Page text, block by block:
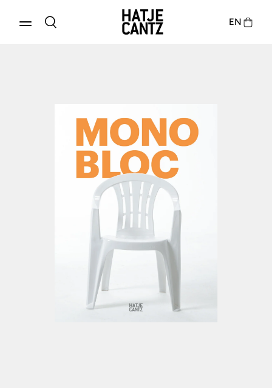
EN
Produkte entdecken